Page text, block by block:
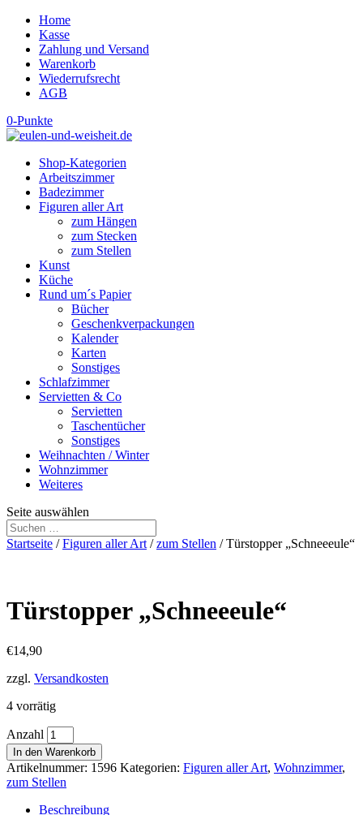
Home
Kasse
Zahlung und Versand
Warenkorb
Wiederrufsrecht
AGB
0-Punkte
Shop-Kategorien
Arbeitszimmer
Badezimmer
Figuren aller Art
zum Hängen
zum Stecken
zum Stellen
Kunst
Küche
Rund um´s Papier
Bücher
Geschenkverpackungen
Kalender
Karten
Sonstiges
Schlafzimmer
Servietten & Co
Servietten
Taschentücher
Sonstiges
Weihnachten / Winter
Wohnzimmer
Weiteres
Seite auswählen
Startseite /Figuren aller Art /zum Stellen / Türstopper „Schneeeule“
Türstopper „Schneeeule“
€14,90
zzgl. Versandkosten
4 vorrätig
Anzahl
In den Warenkorb
Artikelnummer: 1596 Kategorien: Figuren aller Art, Wohnzimmer,
zum Stellen
Beschreibung